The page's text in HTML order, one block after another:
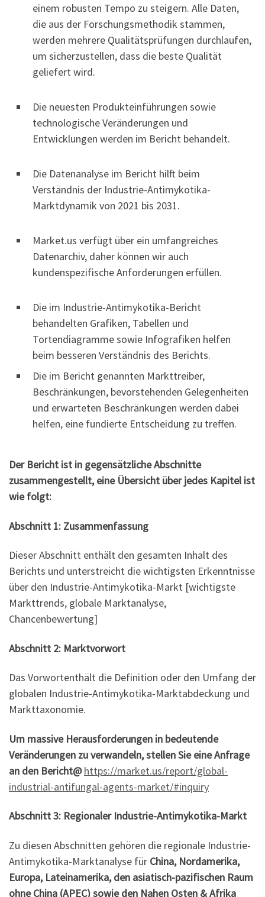
einem robusten Tempo zu steigern. Alle Daten,
die aus der Forschungsmethodik stammen,
werden mehrere Qualitätsprüfungen durchlaufen,
um sicherzustellen, dass die beste Qualität
geliefert wird.
Die neuesten Produkteinführungen sowie
technologische Veränderungen und
Entwicklungen werden im Bericht behandelt.
Die Datenanalyse im Bericht hilft beim
Verständnis der Industrie-Antimykotika-
Marktdynamik von 2021 bis 2031.
Market.us verfügt über ein umfangreiches
Datenarchiv, daher können wir auch
kundenspezifische Anforderungen erfüllen.
Die im Industrie-Antimykotika-Bericht
behandelten Grafiken, Tabellen und
Tortendiagramme sowie Infografiken helfen
beim besseren Verständnis des Berichts.
Die im Bericht genannten Markttreiber,
Beschränkungen, bevorstehenden Gelegenheiten
und erwarteten Beschränkungen werden dabei
helfen, eine fundierte Entscheidung zu treffen.
Der Bericht ist in gegensätzliche Abschnitte
zusammengestellt, eine Übersicht über jedes Kapitel ist
wie folgt:
Abschnitt 1: Zusammenfassung
Dieser Abschnitt enthält den gesamten Inhalt des
Berichts und unterstreicht die wichtigsten Erkenntnisse
über den Industrie-Antimykotika-Markt [wichtigste
Markttrends, globale Marktanalyse,
Chancenbewertung]
Abschnitt 2: Marktvorwort
Das Vorwortenthält die Definition oder den Umfang der
globalen Industrie-Antimykotika-Marktabdeckung und
Markttaxonomie.
Um massive Herausforderungen in bedeutende
Veränderungen zu verwandeln, stellen Sie eine Anfrage
an den Bericht@ https://market.us/report/global-
industrial-antifungal-agents-market/#inquiry
Abschnitt 3: Regionaler Industrie-Antimykotika-Markt
Zu diesen Abschnitten gehören die regionale Industrie-
Antimykotika-Marktanalyse für China, Nordamerika,
Europa, Lateinamerika, den asiatisch-pazifischen Raum
ohne China (APEC) sowie den Nahen Osten & Afrika